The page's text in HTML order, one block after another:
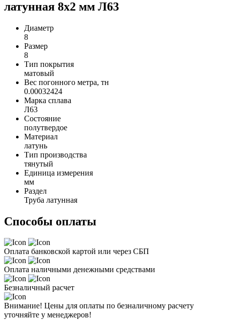
латунная 8х2 мм Л63
Диаметр
8
Размер
8
Тип покрытия
матовый
Вес погонного метра, тн
0.00032424
Марка сплава
Л63
Состояние
полутвердое
Материал
латунь
Тип производства
тянутый
Единица измерения
мм
Раздел
Труба латунная
Способы оплаты
Оплата банковской картой или через СБП
Оплата наличными денежными средствами
Безналичный расчет
Внимание! Цены для оплаты по безналичному расчету
уточняйте у менеджеров!